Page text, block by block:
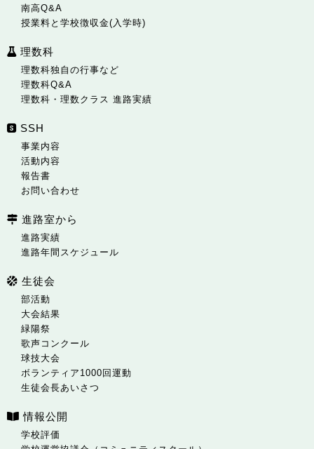
南高Q&A
授業料と学校徴収金(入学時)
理数科
理数科独自の行事など
理数科Q&A
理数科・理数クラス 進路実績
SSH
事業内容
活動内容
報告書
お問い合わせ
進路室から
進路実績
進路年間スケジュール
生徒会
部活動
大会結果
緑陽祭
歌声コンクール
球技大会
ボランティア1000回運動
生徒会長あいさつ
情報公開
学校評価